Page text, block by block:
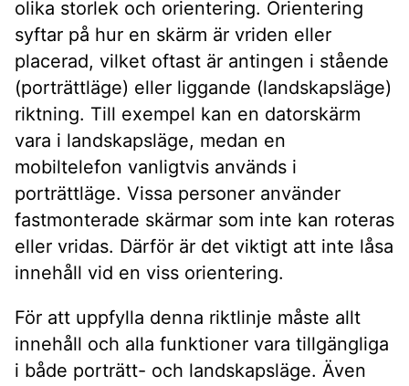
olika storlek och orientering. Orientering
syftar på hur en skärm är vriden eller
placerad, vilket oftast är antingen i stående
(porträttläge) eller liggande (landskapsläge)
riktning. Till exempel kan en datorskärm
vara i landskapsläge, medan en
mobiltelefon vanligtvis används i
porträttläge. Vissa personer använder
fastmonterade skärmar som inte kan roteras
eller vridas. Därför är det viktigt att inte låsa
innehåll vid en viss orientering.
För att uppfylla denna riktlinje måste allt
innehåll och alla funktioner vara tillgängliga
i både porträtt- och landskapsläge. Även